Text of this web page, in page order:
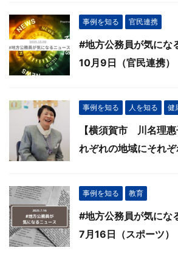
事例を知る 官民連携
#地方公務員が気にな
10月9日（官民連携）
事例を知る 人を知る 健
【横須賀市 川名理
れぞれの地域にそれ
事例を知る 教育
#地方公務員が気にな
7月16日（スポーツ）